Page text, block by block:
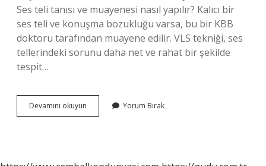
Ses teli tanısı ve muayenesi nasıl yapılır? Kalıcı bir
ses teli ve konuşma bozukluğu varsa, bu bir KBB
doktoru tarafından muayene edilir. VLS tekniği, ses
tellerindeki sorunu daha net ve rahat bir şekilde
tespit…
Devamını okuyun
Kısıklığı
Yorum Bırak